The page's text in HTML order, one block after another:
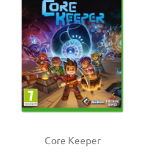
Core Keeper